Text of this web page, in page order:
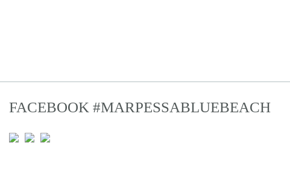
FACEBOOK #MARPESSABLUEBEACH